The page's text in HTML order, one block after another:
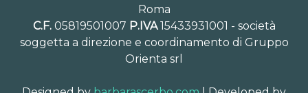
Roma
C.F.05819501007 P.IVA15433931001 - società
soggetta a direzione e coordinamento di Gruppo
Orienta srl